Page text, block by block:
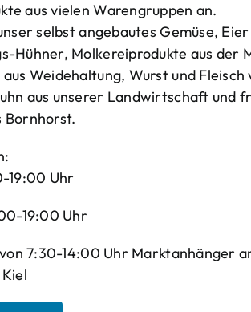
aus vielen Warengruppen an.
selbst angebautes Gemüse,
Hühner, Molkereiprodukte aus der
Weidehaltung, Wurst und Fleisch
aus unserer Landwirtschaft und
Bornhorst.
19:00 Uhr
19:00 Uhr
7:30-14:00 Uhr Marktanhänger